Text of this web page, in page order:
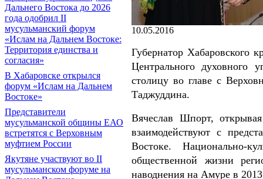
Дальнего Востока до 2026
года одобрил II
мусульманский форум
«Ислам на Дальнем Востоке:
Территория единства и
согласия»
В Хабаровске открылся
форум «Ислам на Дальнем
Востоке»
Представители
мусульманской общины ЕАО
встретятся с Верховным
муфтием России
Якутяне участвуют во II
мусульманском форуме на
10.05.2016
Губернатор Хабаровского
Центрального духовного
столицу во главе с
Таджуддина.
Вячеслав Шпорт,
взаимодействуют с
Востоке. Национально-
общественной жизни
наводнения на Амуре в 2013